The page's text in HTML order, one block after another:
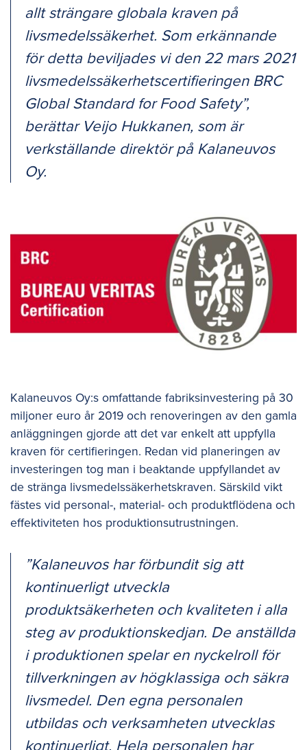
allt strängare globala kraven på
livsmedelssäkerhet. Som erkännande
för detta beviljades vi den 22 mars 2021
livsmedelssäkerhetscertifieringen BRC
Global Standard for Food Safety”,
berättar Veijo Hukkanen, som är
verkställande direktör på Kalaneuvos
Oy.
Kalaneuvos Oy:s omfattande fabriksinvestering på 30
miljoner euro år 2019 och renoveringen av den gamla
anläggningen gjorde att det var enkelt att uppfylla
kraven för certifieringen. Redan vid planeringen av
investeringen tog man i beaktande uppfyllandet av
de stränga livsmedelssäkerhetskraven. Särskild vikt
fästes vid personal-, material- och produktflödena och
effektiviteten hos produktionsutrustningen.
”Kalaneuvos har förbundit sig att
kontinuerligt utveckla
produktsäkerheten och kvaliteten i alla
steg av produktionskedjan. De anställda
i produktionen spelar en nyckelroll för
tillverkningen av högklassiga och säkra
livsmedel. Den egna personalen
utbildas och verksamheten utvecklas
kontinuerligt. Hela personalen har